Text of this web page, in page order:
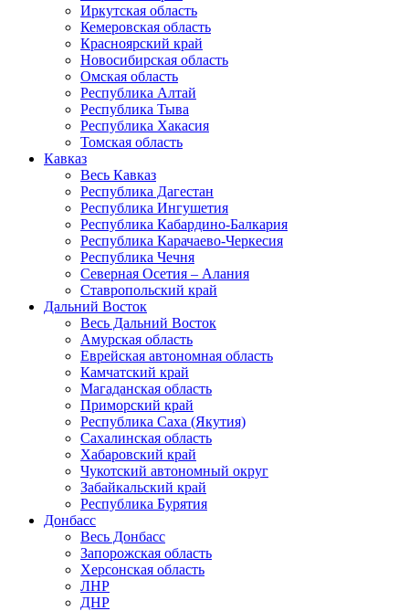
Иркутская область
Кемеровская область
Красноярский край
Новосибирская область
Омская область
Республика Алтай
Республика Тыва
Республика Хакасия
Томская область
Кавказ
Весь Кавказ
Республика Дагестан
Республика Ингушетия
Республика Кабардино-Балкария
Республика Карачаево-Черкесия
Республика Чечня
Северная Осетия – Алания
Ставропольский край
Дальний Восток
Весь Дальний Восток
Амурская область
Еврейская автономная область
Камчатский край
Магаданская область
Приморский край
Республика Саха (Якутия)
Сахалинская область
Хабаровский край
Чукотский автономный округ
Забайкальский край
Республика Бурятия
Донбасс
Весь Донбасс
Запорожская область
Херсонская область
ЛНР
ДНР